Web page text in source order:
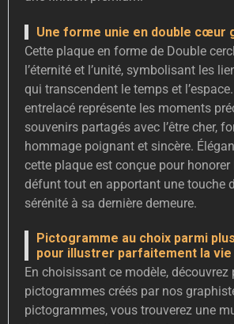
Une forme unie en double cœur
Cette plaque en forme de Double
l’éternité et l’unité, symbolisant les
qui transcendent le temps et
entrelacé représente les moments
souvenirs partagés avec l’être cher,
hommage poignant et sincère.
cette plaque est conçue pour
défunt tout en apportant une touche
sérénité à sa dernière demeure.
Pictogramme au choix parmi
pour illustrer parfaitement la vie
En choisissant ce modèle, découvrez
pictogrammes créés par nos
pictogrammes, vous trouverez une